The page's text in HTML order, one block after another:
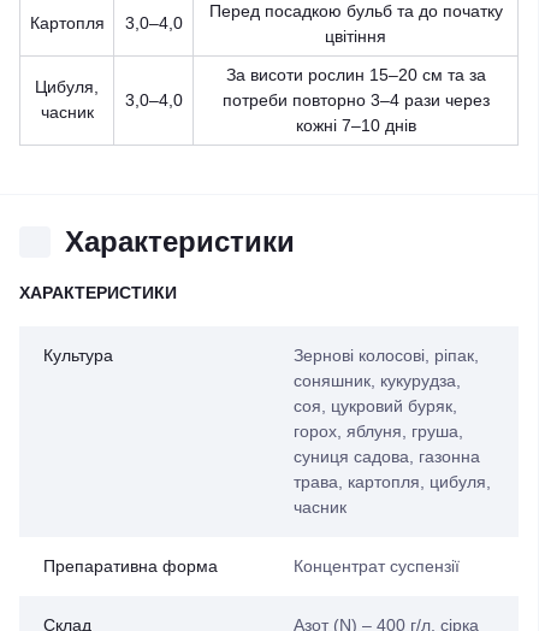
Картопля 3,0–4,0
Перед посадкою бульб та до початку
цвітіння
Цибуля,
часник
3,0–4,0
За висоти рослин 15–20 см та за
потреби повторно 3–4 рази через
кожні 7–10 днів
Характеристики
ХАРАКТЕРИСТИКИ
Культура
Зернові колосові, ріпак,
соняшник, кукурудза,
соя, цукровий буряк,
горох, яблуня, груша,
суниця садова, газонна
трава, картопля, цибуля,
часник
Препаративна форма Концентрат суспензії
Склад
Азот (N) – 400 г/л, сірка